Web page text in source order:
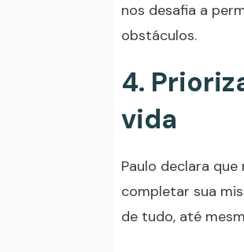
nos desafia a
obstáculos.
4.
vida
Paulo declara
completar sua
de tudo, até